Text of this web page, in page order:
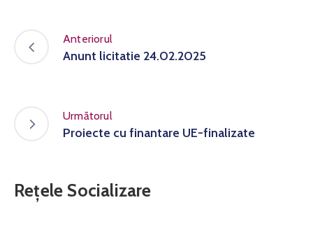
Anteriorul
Anunt licitatie 24.02.2025
Următorul
Proiecte cu finantare UE-finalizate
Rețele Socializare